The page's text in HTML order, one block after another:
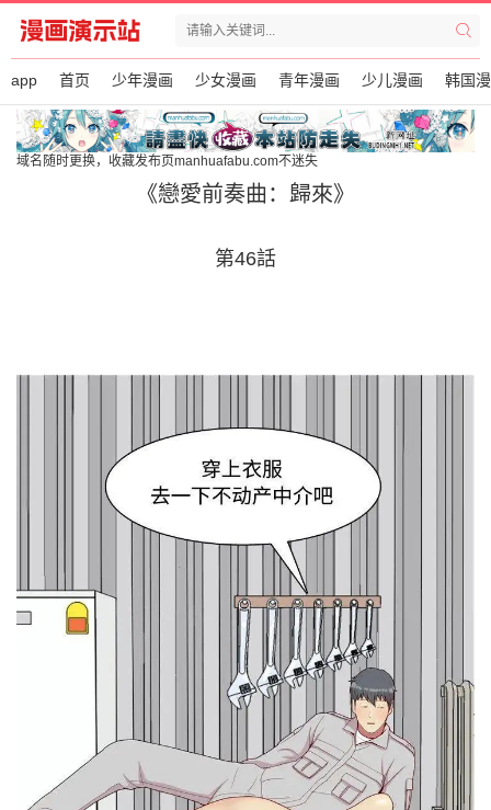
app 首页 少年漫画 少女漫画 青年漫画 少儿漫画 韩国
域名随时更换，收藏发布页manhuafabu.com不迷失
《戀愛前奏曲：歸來》
第46話